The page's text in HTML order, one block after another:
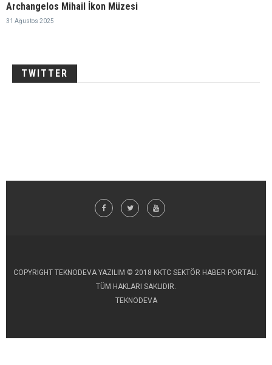
Archangelos Mihail İkon Müzesi
31 Ağustos 2025
TWITTER
COPYRIGHT TEKNODEVA YAZILIM © 2018 KKTC SEKTÖR HABER PORTALI.
TÜM HAKLARI SAKLIDIR.
TEKNODEVA